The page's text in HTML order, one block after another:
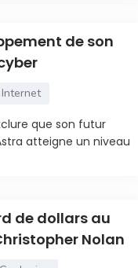
de son
Internet
que son futur
atteigne un niveau
de dollars au
Nolan